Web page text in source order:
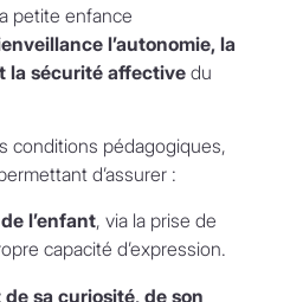
petite enfance
l’autonomie, la
la sécurité affective du
conditions pédagogiques,
d’assurer :
l’enfant, via la prise de
capacité d’expression.
sa curiosité, de son